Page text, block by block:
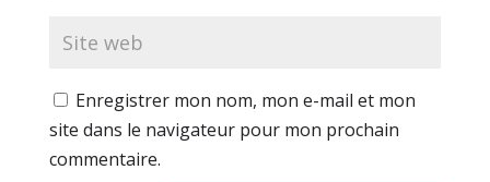
Enregistrer mon nom, mon e-mail et mon
site dans le navigateur pour mon prochain
commentaire.